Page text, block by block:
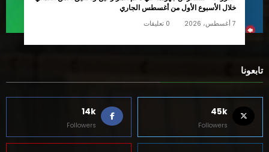
خلال الأسبوع الأول من أغسطس الجاري
7 أغسطس، 2026 0 تعليقات
تابعونا
45k
Followers
14k
Followers